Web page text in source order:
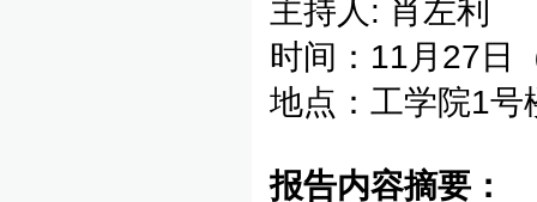
主持人: 肖左利
时间：11月27日
地点：工学院1号
报告内容摘要：